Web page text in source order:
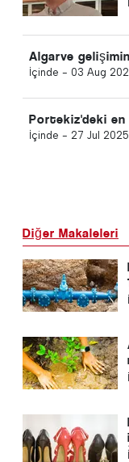
Algarve
İçinde - 03 Aug
Portekiz'deki
İçinde - 27 Jul 2025
Diğer Makaleleri